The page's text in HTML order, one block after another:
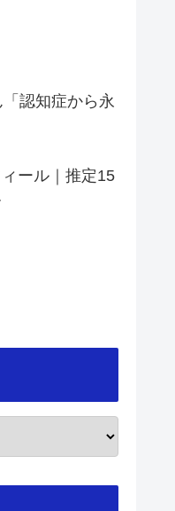
認知症から永
ール｜推定15